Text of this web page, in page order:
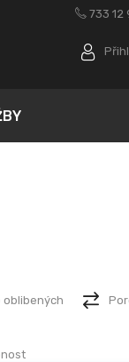
733 12
oblibených